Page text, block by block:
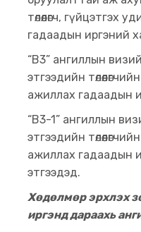
төлөөлөгч,
гадаадын иргэний
“B3” ангиллын
этгээдийн
ажиллах гадаадын
“B3-1” ангиллын
этгээдийн
ажиллах гадаадын
этгээдэд.
Хөдөлмөр эрхлэх
иргэнд дараахь